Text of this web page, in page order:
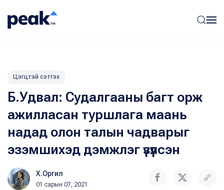
Цэгцтэй сэтгэх
Б.Удвал: Судалгааны багт орж
ажилласан туршлага маань
надад олон талын чадварыг
эзэмшихэд дэмжлэг үзүүлсэн
Х.Оргил
01 сарын 07, 2021